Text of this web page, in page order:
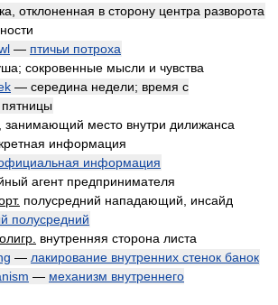
отклоненная в сторону центра разворота
— птичьи потроха
сокровенные мысли и чувства
— середина недели; время с
занимающий место внутри дилижанса
информация
информация
агент предпринимателя
полусредний нападающий, инсайд
полусредний
внутренняя сторона листа
— лакирование внутренних стенок банок
— механизм внутреннего